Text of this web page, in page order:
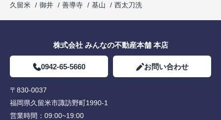
久留米
御井 善導寺 基山 西太刀洗
株式会社 みんなの不動産本舗 本店
0942-65-5660 お問い合わせ
〒830-0037
福岡県久留米市諏訪野町1990-1
営業時間： 09:00~19:00